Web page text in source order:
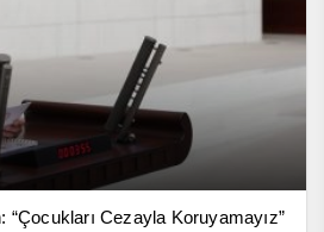
“Çocukları Cezayla Koruyamayız”